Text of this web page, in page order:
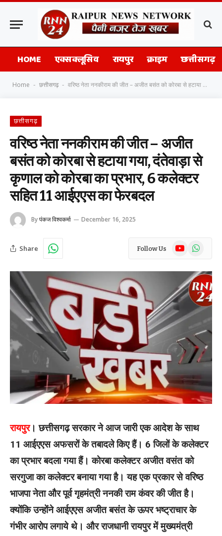
HOME एक्सक्लूसिव रायपुर क्राइम छत्तीसगढ़
Home - छत्तीसगढ़ - वरिष्ठ नेता ननकीराम की जीत – अजीत बसंत को कोरबा से हटाया गया, दंतेवाड़ा से कृणाल को कोरबा का प्रभार, 6 कलेक्टर सहित 11 आईएएस का फेरबदल
छत्तीसगढ़
वरिष्ठ नेता ननकीराम की जीत – अजीत
बसंत को कोरबा से हटाया गया, दंतेवाड़ा से
कृणाल को कोरबा का प्रभार, 6 कलेक्टर
सहित 11 आईएएस का फेरबदल
Byपंकज विश्वकर्मा December 16, 2025
Share Follow Us YouTubeWhatsApp
रायपुर। छत्तीसगढ़ सरकार ने आज जारी एक आदेश के साथ
11 आईएएस अफसरों के तबादले किए हैं। 6 जिलों के कलेक्टर
का प्रभार बदला गया हैं। कोरबा कलेक्टर अजीत वसंत को
सरगुजा का कलेक्टर बनाया गया है। यह एक प्रकार से वरिष्ठ
भाजपा नेता और पूर्व गृहमंत्री ननकी राम कंवर की जीत है।
क्योंकि उन्होंने आईएएस अजीत बसंत के ऊपर भष्ट्राचार के
गंभीर आरोप लगाये थे। और राजधानी रायपुर में मुख्यमंत्री